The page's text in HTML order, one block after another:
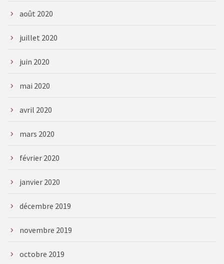
août 2020
juillet 2020
juin 2020
mai 2020
avril 2020
mars 2020
février 2020
janvier 2020
décembre 2019
novembre 2019
octobre 2019